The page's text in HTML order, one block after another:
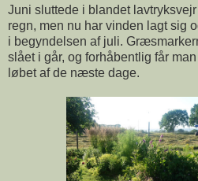
Juni sluttede i blandet
regn, men nu har vinden lagt sig
i begyndelsen af juli.
slået i går, og forhåbentlig får
løbet af de næste dage.